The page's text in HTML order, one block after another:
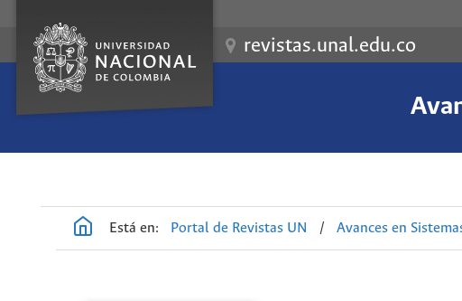
revistas.unal.edu.co
Está en: Portal de Revistas UN / Avances en